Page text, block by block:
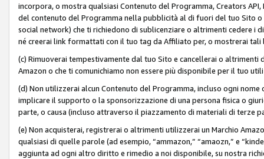
incorpora, o mostra qualsiasi Contenuto del Programma, Creators
del contenuto del Programma nella pubblicità al di fuori del tuo Sito
social network) che ti richiedono di sublicenziare o altrimenti cedere i
né creerai link formattati con il tuo tag da Affiliato per, o mostrerai tali
(c) Rimuoverai tempestivamente dal tuo Sito e cancellerai o
Amazon o che ti comunichiamo non essere più disponibile per il tuo
(d) Non utilizzerai alcun Contenuto del Programma, incluso ogni
implicare il supporto o la sponsorizzazione di una persona fisica o
parte, o causa (incluso attraverso il piazzamento di materiali di terze
(e) Non acquisterai, registrerai o altrimenti utilizzerai un Marchio
qualsiasi di quelle parole (ad esempio, “ammazon,” “amaozn,” e
aggiunta ad ogni altro diritto e rimedio a noi disponibile, su nostra